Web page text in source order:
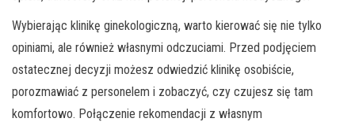
Wybierając klinikę ginekologiczną, warto kierować się nie tylko
opiniami, ale również własnymi odczuciami. Przed podjęciem
ostatecznej decyzji możesz odwiedzić klinikę osobiście,
porozmawiać z personelem i zobaczyć, czy czujesz się tam
komfortowo. Połączenie rekomendacji z własnym